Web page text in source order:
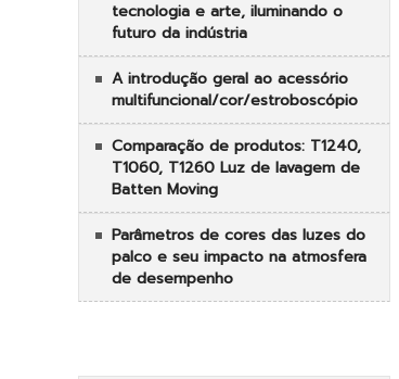
tecnologia e arte, iluminando o
futuro da indústria
A introdução geral ao acessório
multifuncional/cor/estroboscópio
Comparação de produtos: T1240,
T1060, T1260 Luz de lavagem de
Batten Moving
Parâmetros de cores das luzes do
palco e seu impacto na atmosfera
de desempenho